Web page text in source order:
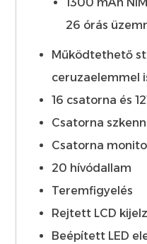
26 órás
Működtethető
ceruzaelemmel
16 csatorna és
Csatorna
Csatorna
20 hívódallam
Teremfigyelés
Rejtett LCD
Beépített LED